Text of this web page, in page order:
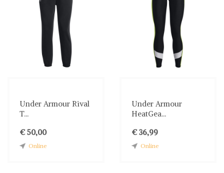
Under Armour Rival
T...
€ 50,00
Online
Under Armour
HeatGea...
€ 36,99
Online